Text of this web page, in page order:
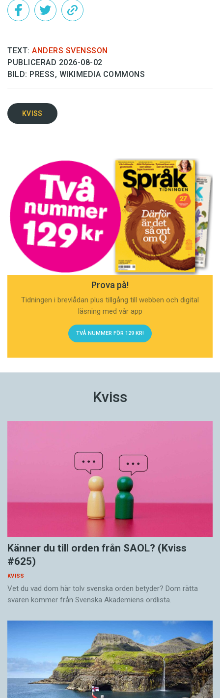
TEXT: ANDERS SVENSSON
PUBLICERAD 2026-08-02
BILD: PRESS, WIKIMEDIA COMMONS
KVISS
Prova på!
Tidningen i brevlådan plus tillgång till webben och digital
läsning med vår app
TVÅ NUMMER FÖR 129 KR!
Kviss
Känner du till orden från SAOL? (Kviss
#625)
KVISS
Vet du vad dom här tolv svenska orden betyder? Dom rätta
svaren kommer från Svenska Akademiens ordlista.